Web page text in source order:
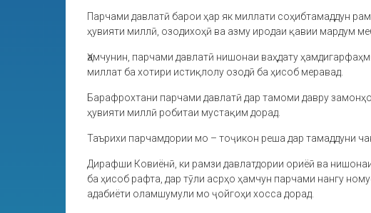
Парчами давлатӣ барои ҳар як миллати соҳибтамаддун
ҳувияти миллӣ, озодихоҳӣ ва азму иродаи қавии мардум
Ҳамчунин, парчами давлатӣ нишонаи ваҳдату
миллат ба хотири истиқлолу озодӣ ба ҳисоб меравад.
Барафрохтани парчами давлатӣ дар тамоми давру
ҳувияти миллӣ робитаи мустақим дорад.
Таърихи парчамдории мо – тоҷикон реша дар тамаддуни
Дирафши Ковиёнӣ, ки рамзи давлатдории ориёӣ ва
ба ҳисоб рафта, дар тӯли асрҳо ҳамчун парчами нангу
адабиёти оламшумули мо ҷойгоҳи хосса дорад.